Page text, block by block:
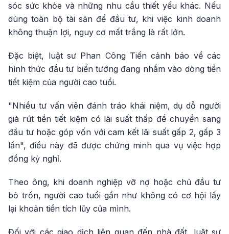
sóc sức khỏe và những nhu cầu thiết yếu khác. Nếu
dùng toàn bộ tài sản để đầu tư, khi việc kinh doanh
không thuận lợi, nguy cơ mất trắng là rất lớn.
Đặc biệt, luật sư Phan Công Tiến cảnh báo về các
hình thức đầu tư biến tướng đang nhắm vào dòng tiền
tiết kiệm của người cao tuổi.
"Nhiều tư vấn viên đánh tráo khái niệm, dụ dỗ người
già rút tiền tiết kiệm có lãi suất thấp để chuyển sang
đầu tư hoặc góp vốn với cam kết lãi suất gấp 2, gấp 3
lần", điều này đã được chứng minh qua vụ việc hợp
đồng kỳ nghỉ.
Theo ông, khi doanh nghiệp vỡ nợ hoặc chủ đầu tư
bỏ trốn, người cao tuổi gần như không có cơ hội lấy
lại khoản tiền tích lũy của mình.
Đối với các giao dịch liên quan đến nhà đất, luật sư